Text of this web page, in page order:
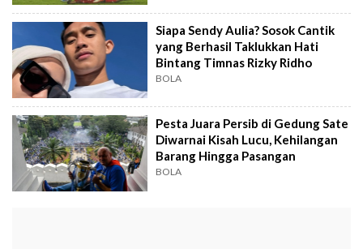
Siapa Sendy Aulia? Sosok Cantik
yang Berhasil Taklukkan Hati
Bintang Timnas Rizky Ridho
BOLA
Pesta Juara Persib di Gedung Sate
Diwarnai Kisah Lucu, Kehilangan
Barang Hingga Pasangan
BOLA